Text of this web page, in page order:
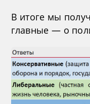
В итоге мы
главные — о